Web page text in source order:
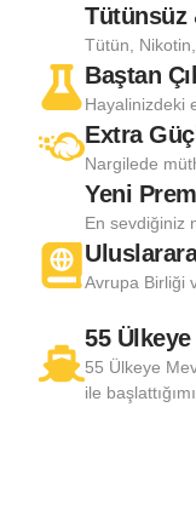
Tütünsüz
Tütün,
Baştan
Hayalinizdeki
Extra
Nargilede
Yeni
En sevdiğiniz
Avrupa Birliği
55
55 Ülkeye
ile